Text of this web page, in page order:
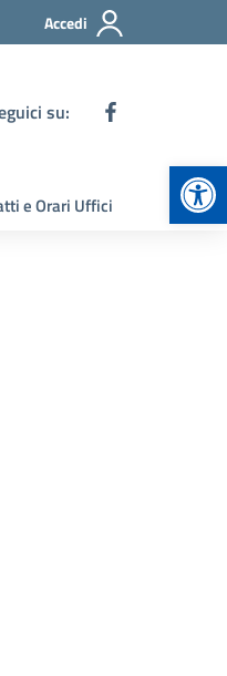
Accedi
su:
e Orari Uffici